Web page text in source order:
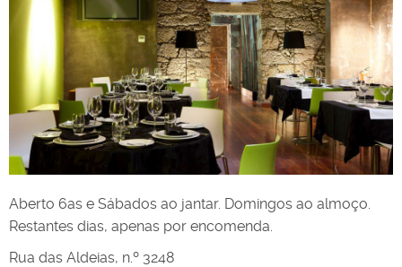
Aberto 6as e Sábados ao jantar. Domingos ao almoço.
Restantes dias, apenas por encomenda.
Rua das Aldeias, n.º 3248